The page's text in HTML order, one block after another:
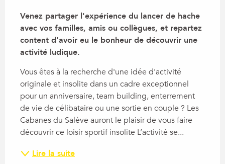
Venez partager l'expérience du lancer de hache
avec vos familles, amis ou collègues, et repartez
content d’avoir eu le bonheur de découvrir une
activité ludique.
Vous êtes à la recherche d'une idée d'activité
originale et insolite dans un cadre exceptionnel
pour un anniversaire, team building, enterrement
de vie de célibataire ou une sortie en couple ? Les
Cabanes du Salève auront le plaisir de vous faire
découvrir ce loisir sportif insolite L’activité se...
Lire la suite